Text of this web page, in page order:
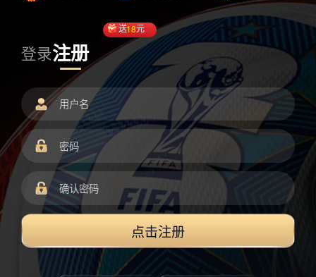
登录注册
送18元
点击注册